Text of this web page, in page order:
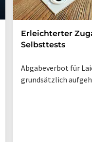
Erleichterter
Selbsttests
Abgabeverbot für
grundsätzlich